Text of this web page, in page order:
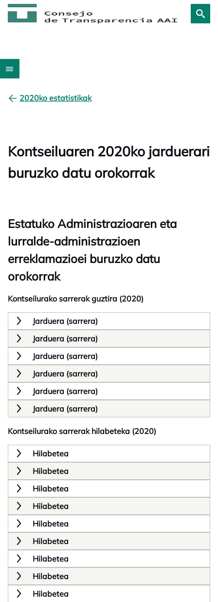
2020ko estatistikak
Kontseiluaren 2020ko jarduerari
buruzko datu orokorrak
Estatuko Administrazioaren eta
lurralde-administrazioen
erreklamazioei buruzko datu
orokorrak
Kontseilurako sarrerak guztira (2020)
Jarduera (sarrera)
Jarduera (sarrera)
Jarduera (sarrera)
Jarduera (sarrera)
Jarduera (sarrera)
Jarduera (sarrera)
Kontseilurako sarrerak hilabeteka (2020)
Hilabetea
Hilabetea
Hilabetea
Hilabetea
Hilabetea
Hilabetea
Hilabetea
Hilabetea
Hilabetea